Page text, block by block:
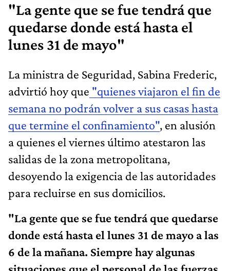
"La gente que se fue tendrá que
quedarse donde está hasta el
lunes 31 de mayo"
La ministra de Seguridad, Sabina Frederic,
advirtió hoy que "quienes viajaron el fin de
semana no podrán volver a sus casas hasta
que termine el confinamiento", en alusión
a quienes el viernes último atestaron las
salidas de la zona metropolitana,
desoyendo la exigencia de las autoridades
para recluirse en sus domicilios.
"La gente que se fue tendrá que quedarse
donde está hasta el lunes 31 de mayo a las
6 de la mañana. Siempre hay algunas